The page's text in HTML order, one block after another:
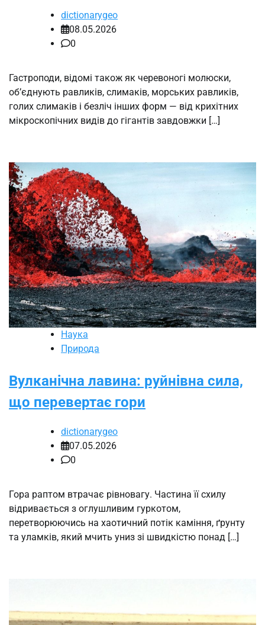
dictionarygeo
08.05.2026
0
Гастроподи, відомі також як черевоногі молюски,
об’єднують равликів, слимаків, морських равликів,
голих слимаків і безліч інших форм — від крихітних
мікроскопічних видів до гігантів завдовжки […]
Наука
Природа
Вулканічна лавина: руйнівна сила,
що перевертає гори
dictionarygeo
07.05.2026
0
Гора раптом втрачає рівновагу. Частина її схилу
відривається з оглушливим гуркотом,
перетворюючись на хаотичний потік каміння, ґрунту
та уламків, який мчить униз зі швидкістю понад […]